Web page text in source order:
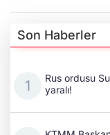
Son Haberler
Rus ordusu
yaralı!